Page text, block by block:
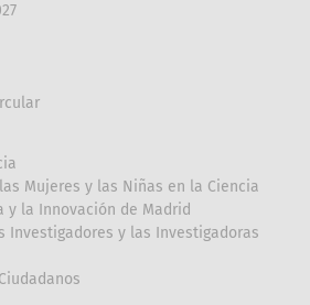
Mujeres y las Niñas en la Ciencia
y la Innovación de Madrid
Investigadores y las Investigadoras